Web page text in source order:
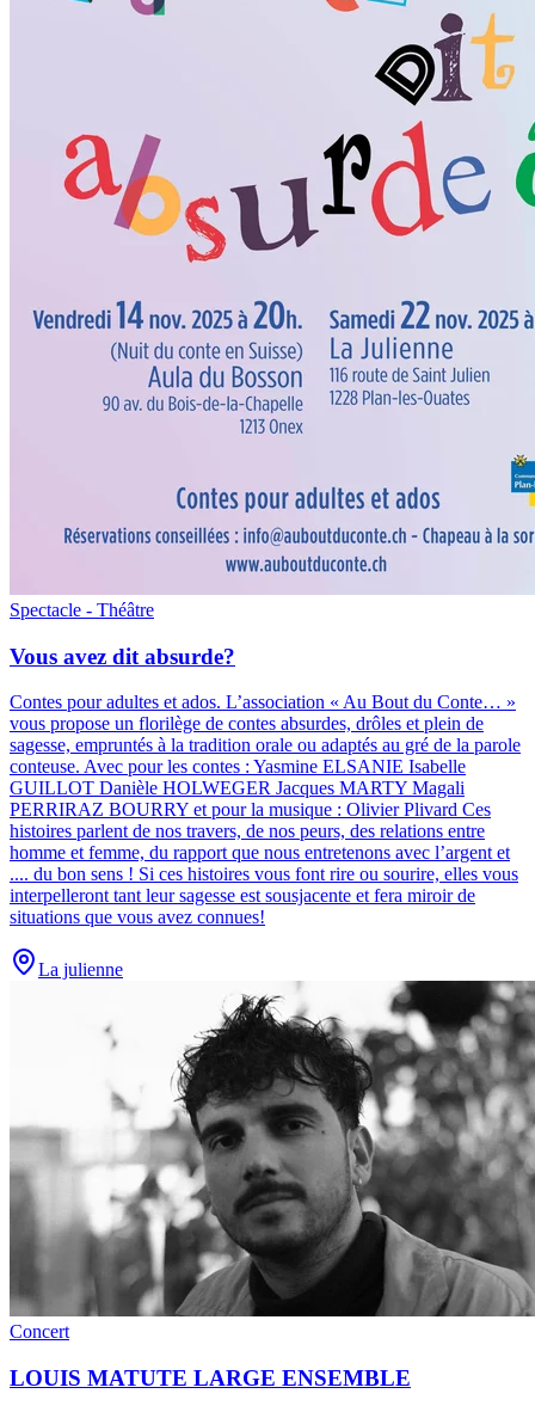
Spectacle - Théâtre
Vous avez dit absurde?
Contes pour adultes et ados. L’association « Au Bout du Conte… »
vous propose un florilège de contes absurdes, drôles et plein de
sagesse, empruntés à la tradition orale ou adaptés au gré de la parole
conteuse. Avec pour les contes : Yasmine ELSANIE Isabelle
GUILLOT Danièle HOLWEGER Jacques MARTY Magali
PERRIRAZ BOURRY et pour la musique : Olivier Plivard Ces
histoires parlent de nos travers, de nos peurs, des relations entre
homme et femme, du rapport que nous entretenons avec l’argent et
.... du bon sens ! Si ces histoires vous font rire ou sourire, elles vous
interpelleront tant leur sagesse est sousjacente et fera miroir de
situations que vous avez connues!
La julienne
Concert
LOUIS MATUTE LARGE ENSEMBLE